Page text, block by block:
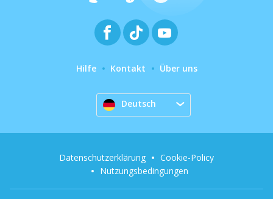
Hilfe Kontakt Über uns
Deutsch
Datenschutzerklärung
Cookie-Policy
Nutzungsbedingungen